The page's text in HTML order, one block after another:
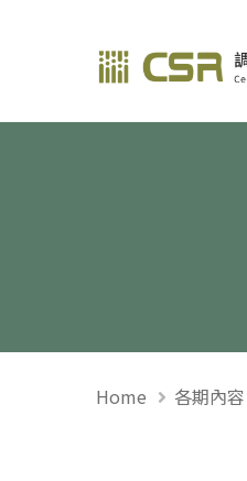
調查研
Home 各期內容